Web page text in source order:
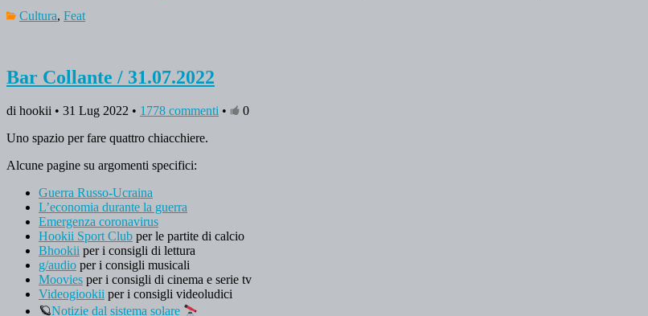
Cultura, Feat
Bar Collante / 31.07.2022
di hookii • 31 Lug 2022 • 1778 commenti •
0
Uno spazio per fare quattro chiacchiere.
Alcune pagine su argomenti specifici:
Guerra Russo-Ucraina
L’economia durante la guerra
Emergenza coronavirus
Hookii Sport Club per le partite di calcio
Bhookii per i consigli di lettura
g/audio per i consigli musicali
Moovies per i consigli di cinema e serie tv
Videogiookii per i consigli videoludici
🪐Notizie dal sistema solare